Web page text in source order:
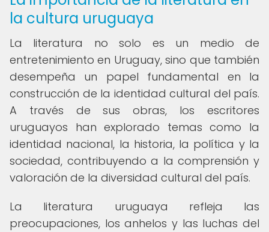
la cultura uruguaya
La literatura no solo es un medio de
entretenimiento en Uruguay, sino que también
desempeña un papel fundamental en la
construcción de la identidad cultural del país.
A través de sus obras, los escritores
uruguayos han explorado temas como la
identidad nacional, la historia, la política y la
sociedad, contribuyendo a la comprensión y
valoración de la diversidad cultural del país.
La literatura uruguaya refleja las
preocupaciones, los anhelos y las luchas del